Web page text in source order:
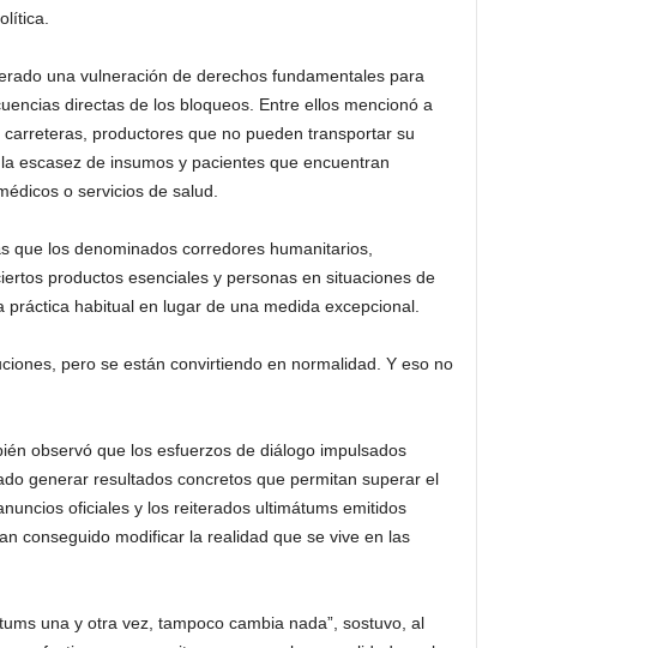
una vulneración de derechos fundamentales para
directas de los bloqueos. Entre ellos mencionó a
productores que no pueden transportar su
escasez de insumos y pacientes que encuentran
o servicios de salud.
que los denominados corredores humanitarios,
productos esenciales y personas en situaciones de
habitual en lugar de una medida excepcional.
pero se están convirtiendo en normalidad. Y eso no
observó que los esfuerzos de diálogo impulsados
generar resultados concretos que permitan superar el
oficiales y los reiterados ultimátums emitidos
conseguido modificar la realidad que se vive en las
una y otra vez, tampoco cambia nada”, sostuvo, al